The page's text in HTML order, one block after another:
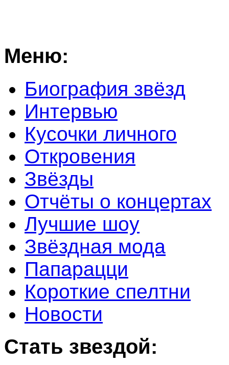
Меню:
Биография звёзд
Интервью
Кусочки личного
Откровения
Звёзды
Отчёты о концертах
Лучшие шоу
Звёздная мода
Папарацци
Короткие спелтни
Новости
Стать звездой: